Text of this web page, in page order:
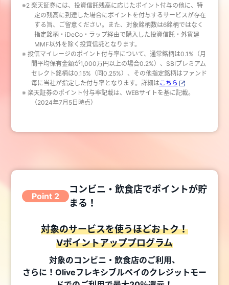
※2 楽天証券には、投資信託残高に応じたポイント付与の他に、特
定の残高に到達した場合にポイントを付与するサービスが存在
する旨、ご留意ください。また、対象銘柄数は6銘柄ではなく
指定銘柄・iDeCo・ラップ経由で購入した投資信託・外貨建
MMF以外を除く投資信託となります。
※ 投信マイレージのポイント付与率について、通常銘柄は0.1%（月
間平均保有金額が1,000万円以上の場合0.2%）、SBIプレミアム
セレクト銘柄は0.15%（同0.25%）、その他指定銘柄はファンド
毎に当社が指定した付与率となります。詳細は こちら
※ 楽天証券のポイント付与率記載は、WEBサイトを基に記載。
（2024年7月5日時点）
Point 2
コンビニ・飲食店でポイントが貯
まる！
対象のサービスを使うほどおトク！
Vポイントアッププログラム
対象のコンビニ・飲食店のご利用、
さらに！Oliveフレキシブルペイのクレジットモー